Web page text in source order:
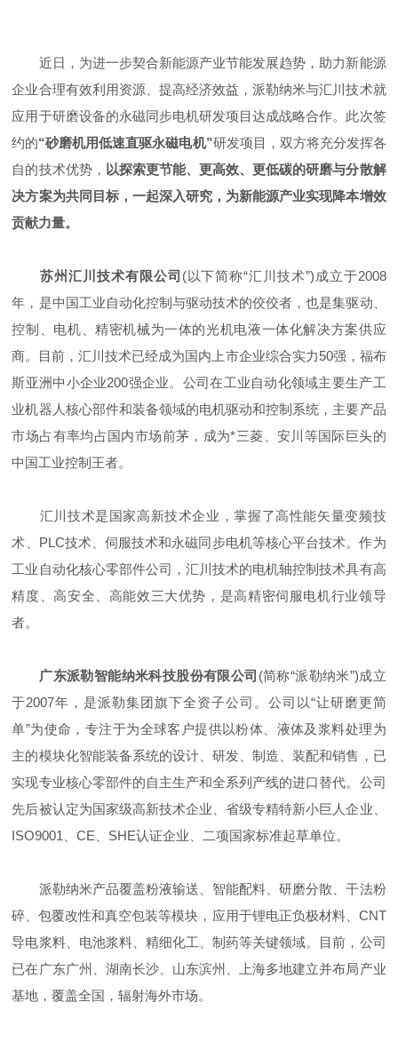
近日，为进一步契合新能源产业节能发展趋势，助力新能源
企业合理有效利用资源、提高经济效益，派勒纳米与汇川技术就
应用于研磨设备的永磁同步电机研发项目达成战略合作。此次签
约的“砂磨机用低速直驱永磁电机”研发项目，双方将充分发挥各
自的技术优势， 以探索更节能、更高效、更低碳的研磨与分散解
决方案为共同目标，一起深入研究，为新能源产业实现降本增效
贡献力量。
苏州汇川技术有限公司 (以下简称“汇川技术”)成立于2008
年，是中国工业自动化控制与驱动技术的佼佼者，也是集驱动、
控制、电机、精密机械为一体的光机电液一体化解决方案供应
商。目前，汇川技术已经成为国内上市企业综合实力50强，福布
斯亚洲中小企业200强企业。公司在工业自动化领域主要生产工
业机器人核心部件和装备领域的电机驱动和控制系统，主要产品
市场占有率均占国内市场前茅，成为*三菱、安川等国际巨头的
中国工业控制王者。
汇川技术是国家高新技术企业，掌握了高性能矢量变频技
术、PLC技术、伺服技术和永磁同步电机等核心平台技术。作为
工业自动化核心零部件公司，汇川技术的电机轴控制技术具有高
精度、高安全、高能效三大优势，是高精密伺服电机行业领导
者。
广东派勒智能纳米科技股份有限公司 (简称“派勒纳米”)成立
于2007年，是派勒集团旗下全资子公司。公司以“让研磨更简
单”为使命，专注于为全球客户提供以粉体、液体及浆料处理为
主的模块化智能装备系统的设计、研发、制造、装配和销售，已
实现专业核心零部件的自主生产和全系列产线的进口替代。公司
先后被认定为国家级高新技术企业、省级专精特新小巨人企业、
ISO9001、CE、SHE认证企业、二项国家标准起草单位。
派勒纳米产品覆盖粉液输送、智能配料、研磨分散、干法粉
碎、包覆改性和真空包装等模块，应用于锂电正负极材料、CNT
导电浆料、电池浆料、精细化工、制药等关键领域。目前，公司
已在广东广州、湖南长沙、山东滨州、上海多地建立并布局产业
基地，覆盖全国，辐射海外市场。